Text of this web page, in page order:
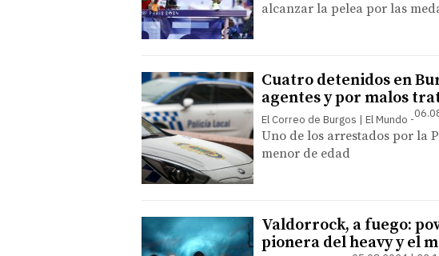
alcanzar la pelea por las
Cuatro detenidos en
agentes y por malos
El Correo de Burgos | El Mundo
Uno de los arrestados por la
menor de edad
Valdorrock, a fuego:
pionera del heavy y el